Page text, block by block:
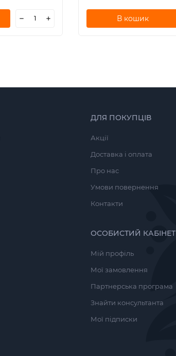
В кошик
ДЛЯ ПОКУПЦІВ
Акції
Доставка і оплата
Про нас
Умови повернення
Контакти
ОСОБИСТИЙ КАБІНЕТ
Мій профіль
Мої замовлення
Партнерська програма
Знайти консультанта
Мої підписки